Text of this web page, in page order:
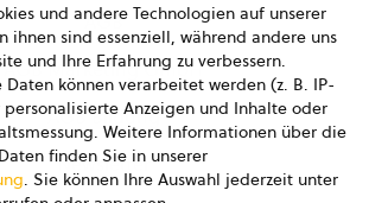
AGB
AGB Marketing GmbH
AGB Bildung
Newsletter
und andere Technologien auf unserer
ihnen sind essenziell, während andere uns
und Ihre Erfahrung zu verbessern.
Daten können verarbeitet werden (z. B. IP-
personalisierte Anzeigen und Inhalte oder
Weitere Informationen über die
finden Sie in unserer
. Sie können Ihre Auswahl jederzeit unter